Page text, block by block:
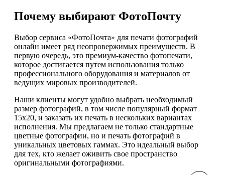
Почему выбирают ФотоПочту
Выбор сервиса «ФотоПочта» для печати фотографий
онлайн имеет ряд неопровержимых преимуществ. В
первую очередь, это премиум-качество фотопечати,
которое достигается путем использования только
профессионального оборудования и материалов от
ведущих мировых производителей.
Наши клиенты могут удобно выбрать необходимый
размер фотографий, в том числе популярный формат
15х20, и заказать их печать в нескольких вариантах
исполнения. Мы предлагаем не только стандартные
цветные фотографии, но и печать фотографий в
уникальных цветовых гаммах. Это идеальный выбор
для тех, кто желает оживить свое пространство
оригинальными фотографиями.